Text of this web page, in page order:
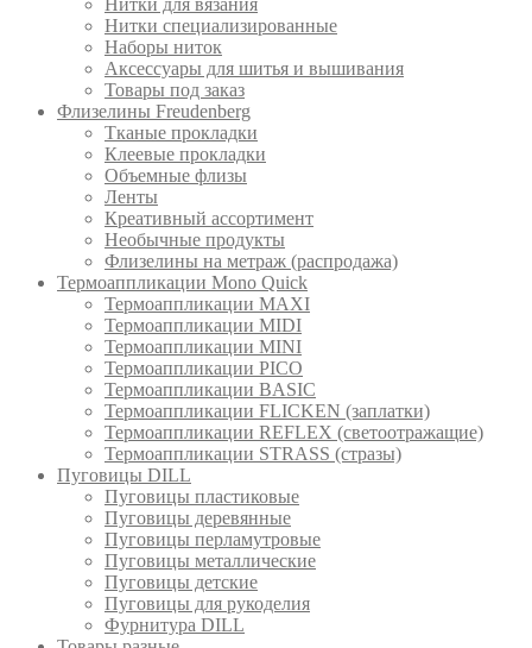
Нитки для вязания
Нитки специализированные
Наборы ниток
Аксессуары для шитья и вышивания
Товары под заказ
Флизелины Freudenberg
Тканые прокладки
Клеевые прокладки
Объемные флизы
Ленты
Креативный ассортимент
Необычные продукты
Флизелины на метраж (распродажа)
Термоаппликации Mono Quick
Термоаппликации MAXI
Термоаппликации MIDI
Термоаппликации MINI
Термоаппликации PICO
Термоаппликации BASIC
Термоаппликации FLICKEN (заплатки)
Термоаппликации REFLEX (светоотражащие)
Термоаппликации STRASS (стразы)
Пуговицы DILL
Пуговицы пластиковые
Пуговицы деревянные
Пуговицы перламутровые
Пуговицы металлические
Пуговицы детские
Пуговицы для рукоделия
Фурнитура DILL